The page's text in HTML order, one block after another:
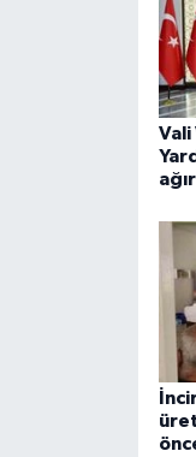
Vali